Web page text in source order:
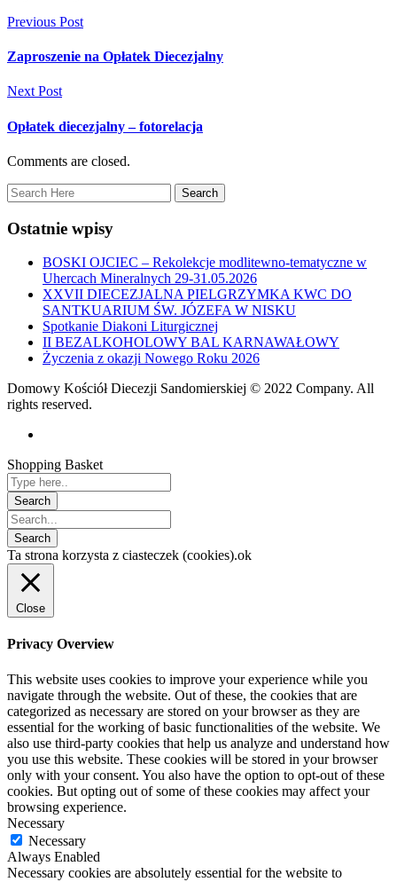
Previous Post
Zaproszenie na Opłatek Diecezjalny
Next Post
Opłatek diecezjalny – fotorelacja
Comments are closed.
Ostatnie wpisy
BOSKI OJCIEC – Rekolekcje modlitewno-tematyczne w
Uhercach Mineralnych 29-31.05.2026
XXVII DIECEZJALNA PIELGRZYMKA KWC DO
SANTKUARIUM ŚW. JÓZEFA W NISKU
Spotkanie Diakoni Liturgicznej
II BEZALKOHOLOWY BAL KARNAWAŁOWY
Życzenia z okazji Nowego Roku 2026
Domowy Kościół Diecezji Sandomierskiej © 2022 Company. All
rights reserved.
Shopping Basket
Ta strona korzysta z ciasteczek (cookies).ok
Close
Privacy Overview
This website uses cookies to improve your experience while you
navigate through the website. Out of these, the cookies that are
categorized as necessary are stored on your browser as they are
essential for the working of basic functionalities of the website. We
also use third-party cookies that help us analyze and understand how
you use this website. These cookies will be stored in your browser
only with your consent. You also have the option to opt-out of these
cookies. But opting out of some of these cookies may affect your
browsing experience.
Necessary
Necessary
Always Enabled
Necessary cookies are absolutely essential for the website to